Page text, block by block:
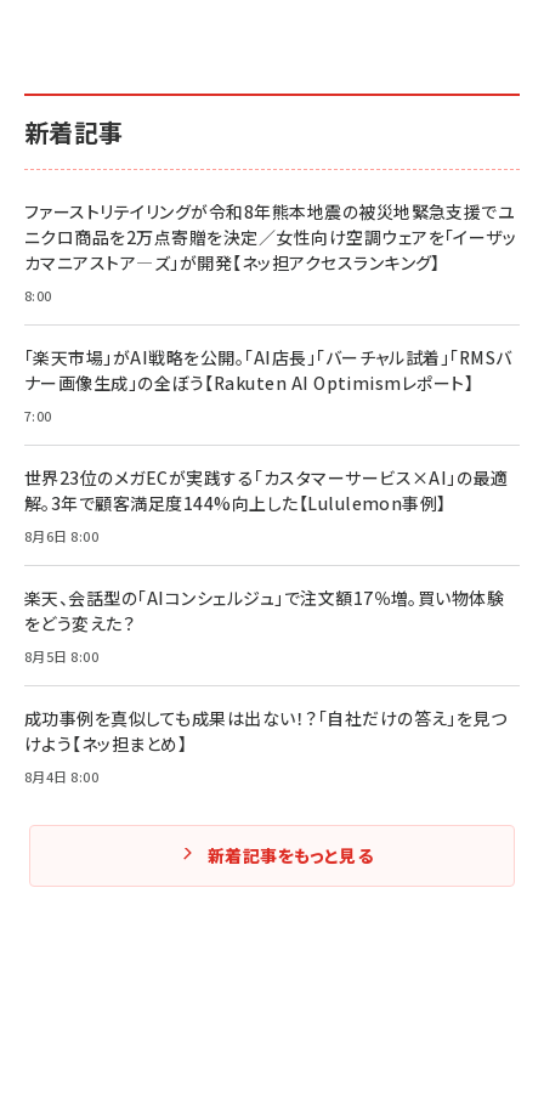
新着記事
ファーストリテイリングが令和8年熊本地震の被災地緊急支援でユ
ニクロ商品を2万点寄贈を決定／女性向け空調ウェアを「イーザッ
カマニアストア―ズ」が開発【ネッ担アクセスランキング】
8:00
「楽天市場」がAI戦略を公開。「AI店長」「バーチャル試着」「RMSバ
ナー画像生成」の全ぼう【Rakuten AI Optimismレポート】
7:00
世界23位のメガECが実践する「カスタマーサービス×AI」の最適
解。3年で顧客満足度144%向上した【Lululemon事例】
8月6日 8:00
楽天、会話型の「AIコンシェルジュ」で注文額17％増。買い物体験
をどう変えた？
8月5日 8:00
成功事例を真似しても成果は出ない！？「自社だけの答え」を見つ
けよう【ネッ担まとめ】
8月4日 8:00
新着記事をもっと見る